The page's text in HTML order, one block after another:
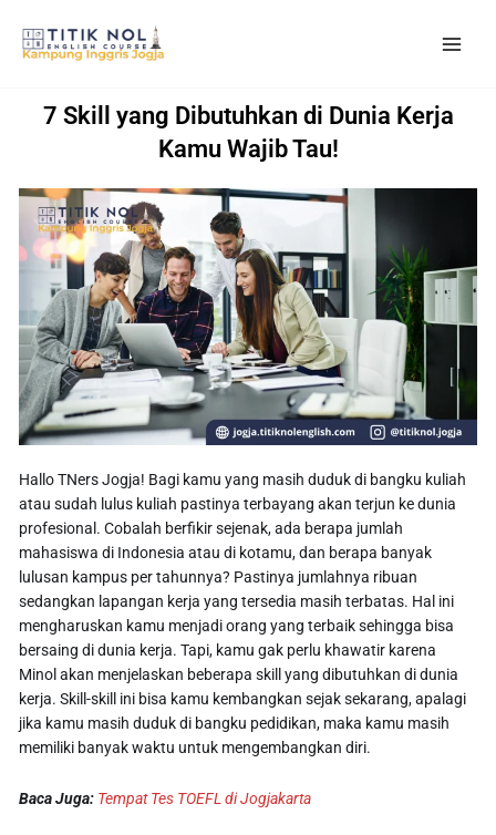
content
7 Skill yang Dibutuhkan di Dunia Kerja
Kamu Wajib Tau!
Hallo TNers Jogja! Bagi kamu yang masih duduk di bangku kuliah
atau sudah lulus kuliah pastinya terbayang akan terjun ke dunia
profesional. Cobalah berfikir sejenak, ada berapa jumlah
mahasiswa di Indonesia atau di kotamu, dan berapa banyak
lulusan kampus per tahunnya? Pastinya jumlahnya ribuan
sedangkan lapangan kerja yang tersedia masih terbatas. Hal ini
mengharuskan kamu menjadi orang yang terbaik sehingga bisa
bersaing di dunia kerja. Tapi, kamu gak perlu khawatir karena
Minol akan menjelaskan beberapa skill yang dibutuhkan di dunia
kerja. Skill-skill ini bisa kamu kembangkan sejak sekarang, apalagi
jika kamu masih duduk di bangku pedidikan, maka kamu masih
memiliki banyak waktu untuk mengembangkan diri.
Baca Juga: Tempat Tes TOEFL di Jogjakarta